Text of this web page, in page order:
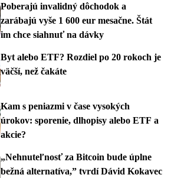
Poberajú invalidný dôchodok a
zarábajú vyše 1 600 eur mesačne. Štát
im chce siahnuť na dávky
Byt alebo ETF? Rozdiel po 20 rokoch je
väčší, než čakáte
Kam s peniazmi v čase vysokých
úrokov: sporenie, dlhopisy alebo ETF a
akcie?
„Nehnuteľnosť za Bitcoin bude úplne
bežná alternatíva,” tvrdí Dávid Kokavec